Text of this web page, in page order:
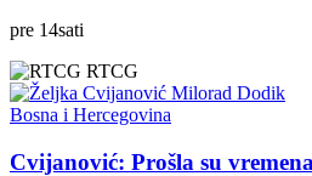
pre 14sati
RTCG
Bosna i Hercegovina
Cvijanović: Prošla su